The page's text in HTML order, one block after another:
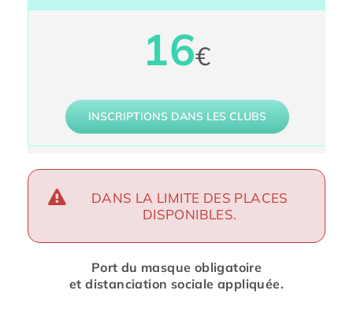
16€
INSCRIPTIONS DANS LES CLUBS
DANS LA LIMITE DES PLACES
DISPONIBLES.
Port du masque obligatoire
et distanciation sociale appliquée.